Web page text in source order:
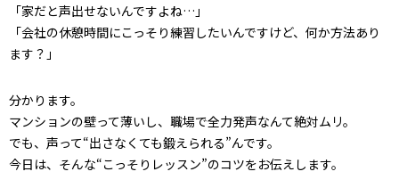
「家だと声出せないんですよね…」
「会社の休憩時間にこっそり練習したいんですけど、何か方法あり
ます？」
分かります。
マンションの壁って薄いし、職場で全力発声なんて絶対ムリ。
でも、声って“出さなくても鍛えられる”んです。
今日は、そんな“こっそりレッスン”のコツをお伝えします。